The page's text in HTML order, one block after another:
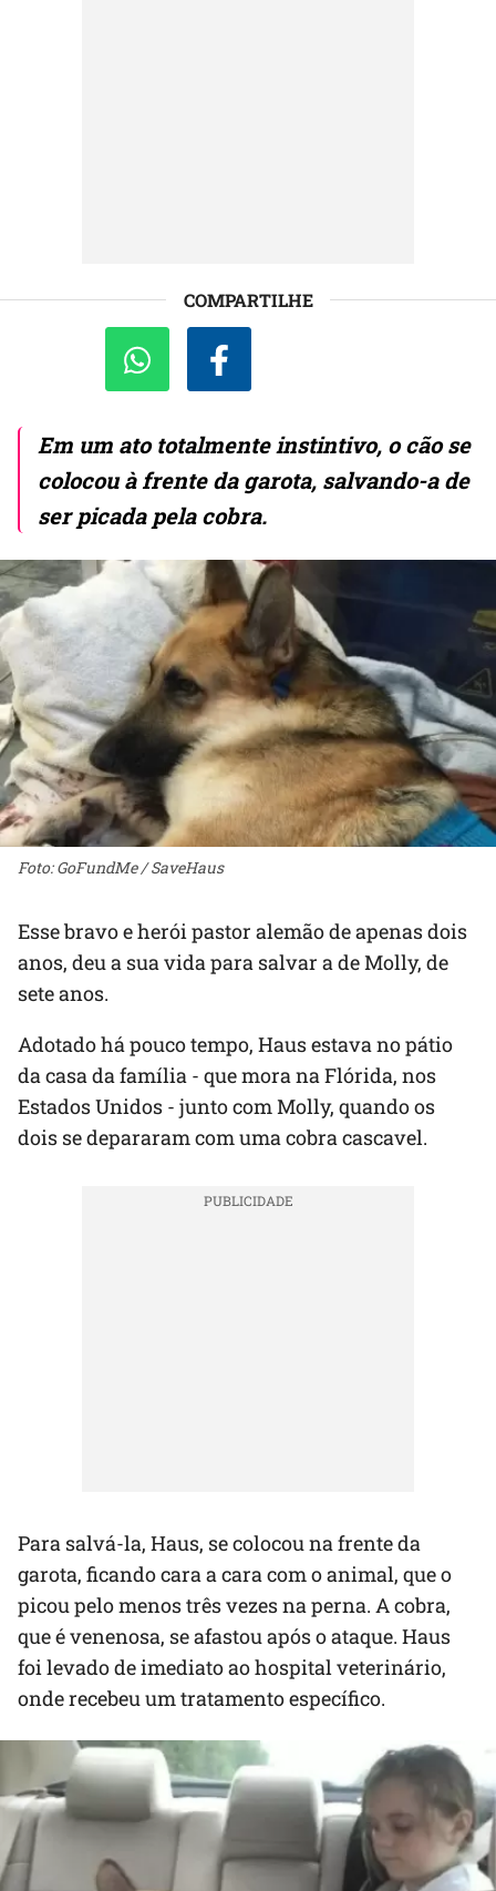
COMPARTILHE
Em um ato totalmente instintivo, o cão se
colocou à frente da garota, salvando-a de
ser picada pela cobra.
Foto: GoFundMe / SaveHaus
Esse bravo e herói pastor alemão de apenas dois
anos, deu a sua vida para salvar a de Molly, de
sete anos.
Adotado há pouco tempo, Haus estava no pátio
da casa da família - que mora na Flórida, nos
Estados Unidos - junto com Molly, quando os
dois se depararam com uma cobra cascavel.
Para salvá-la, Haus, se colocou na frente da
garota, ficando cara a cara com o animal, que o
picou pelo menos três vezes na perna. A cobra,
que é venenosa, se afastou após o ataque. Haus
foi levado de imediato ao hospital veterinário,
onde recebeu um tratamento específico.